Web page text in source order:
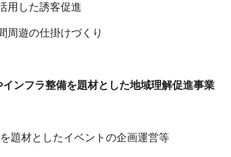
用した誘客促進
周遊の仕掛けづくり
インフラ整備を題材とした地域理解促進事業
題材としたイベントの企画運営等